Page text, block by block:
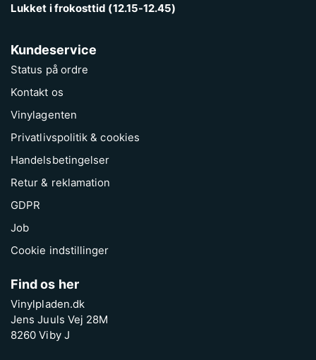
Lukket i frokosttid (12.15-12.45)
Kundeservice
Status på ordre
Kontakt os
Vinylagenten
Privatlivspolitik & cookies
Handelsbetingelser
Retur & reklamation
GDPR
Job
Cookie indstillinger
Find os her
Vinylpladen.dk
Jens Juuls Vej 28M
8260 Viby J